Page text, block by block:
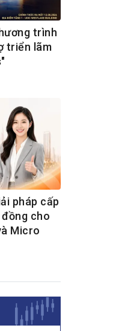
trình
triển lãm
pháp cấp
cho
Micro